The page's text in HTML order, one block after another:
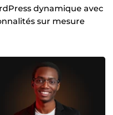
dynamique avec
sur mesure